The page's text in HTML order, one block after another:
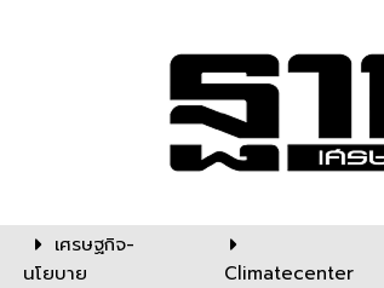
เศรษฐกิจ-
นโยบาย
Climatecenter